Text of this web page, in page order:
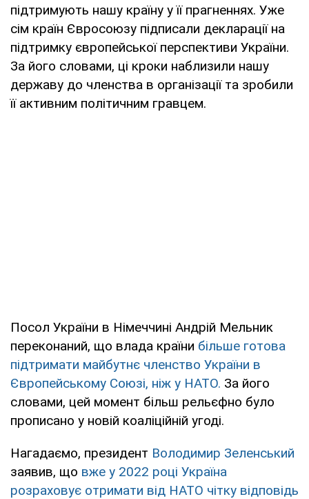
підтримують нашу країну у її прагненнях. Уже
сім країн Євросоюзу підписали декларації на
підтримку європейської перспективи України.
За його словами, ці кроки наблизили нашу
державу до членства в організації та зробили
її активним політичним гравцем.
Посол України в Німеччині Андрій Мельник
переконаний, що влада країни більше готова
підтримати майбутнє членство України в
Європейському Союзі, ніж у НАТО. За його
словами, цей момент більш рельєфно було
прописано у новій коаліційній угоді.
Нагадаємо, президент Володимир Зеленський
заявив, що вже у 2022 році Україна
розраховує отримати від НАТО чітку відповідь